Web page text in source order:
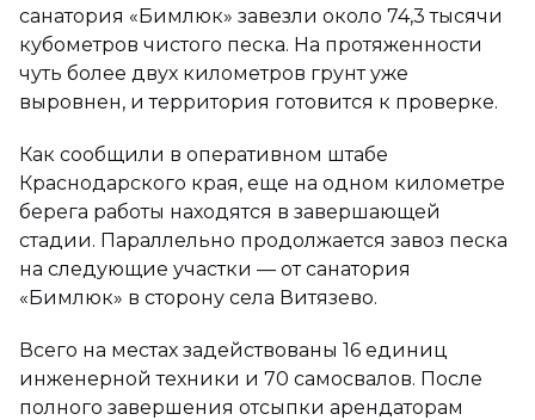
санатория «Бимлюк» завезли около 74,3 тысячи
кубометров чистого песка. На протяженности
чуть более двух километров грунт уже
выровнен, и территория готовится к проверке.
Как сообщили в оперативном штабе
Краснодарского края, еще на одном километре
берега работы находятся в завершающей
стадии. Параллельно продолжается завоз песка
на следующие участки — от санатория
«Бимлюк» в сторону села Витязево.
Всего на местах задействованы 16 единиц
инженерной техники и 70 самосвалов. После
полного завершения отсыпки арендаторам